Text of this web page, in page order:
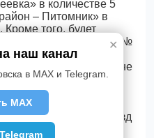
в количестве 5
– Питомник» в
Кроме того, будет
маршрута №
- с. Матвеевка» с
в районе
России по г.
охрану
въезд
и посадки
✕
наш канал
в MAX и Telegram.
MAX